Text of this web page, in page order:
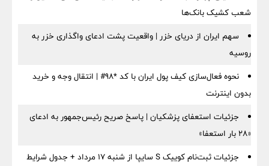
شعب کشیک بانک‌ها
سهم ایران از دریای خزر | واقعیت پشت ادعای واگذاری خزر به
روسیه
نحوه فعال‌سازی کیف پول ایران با کد *98# | انتقال وجه و خرید
بدون اینترنت
جزئیات استعفای پزشکیان | پاسخ صریح رئیس‌جمهور به ادعای
«۲۸ بار استعفا»
جزئیات ثبت‌نام کوییک S سایپا از شنبه ۱۷ مرداد + جدول شرایط